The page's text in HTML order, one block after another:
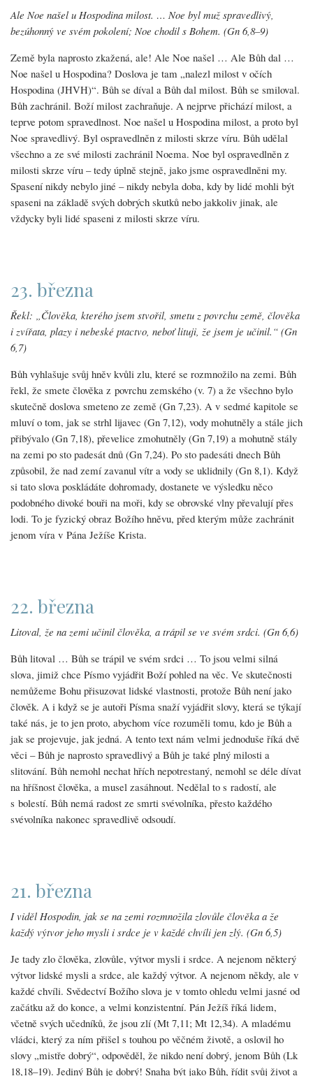
Ale Noe našel u Hospodina milost. … Noe byl muž spravedlivý,
bezúhonný ve svém pokolení; Noe chodil s Bohem. (Gn 6,8–9)
Země byla naprosto zkažená, ale! Ale Noe našel … Ale Bůh dal …
Noe našel u Hospodina? Doslova je tam „nalezl milost v očích
Hospodina (JHVH)“. Bůh se díval a Bůh dal milost. Bůh se smiloval.
Bůh zachránil. Boží milost zachraňuje. A nejprve přichází milost, a
teprve potom spravedlnost. Noe našel u Hospodina milost, a proto byl
Noe spravedlivý. Byl ospravedlněn z milosti skrze víru. Bůh udělal
všechno a ze své milosti zachránil Noema. Noe byl ospravedlněn z
milosti skrze víru – tedy úplně stejně, jako jsme ospravedlněni my.
Spasení nikdy nebylo jiné – nikdy nebyla doba, kdy by lidé mohli být
spaseni na základě svých dobrých skutků nebo jakkoliv jinak, ale
vždycky byli lidé spaseni z milosti skrze víru.
23. března
Řekl: „Člověka, kterého jsem stvořil, smetu z povrchu země, člověka
i zvířata, plazy i nebeské ptactvo, neboť lituji, že jsem je učinil.“ (Gn
6,7)
Bůh vyhlašuje svůj hněv kvůli zlu, které se rozmnožilo na zemi. Bůh
řekl, že smete člověka z povrchu zemského (v. 7) a že všechno bylo
skutečně doslova smeteno ze země (Gn 7,23). A v sedmé kapitole se
mluví o tom, jak se strhl lijavec (Gn 7,12), vody mohutněly a stále jich
přibývalo (Gn 7,18), převelice zmohutněly (Gn 7,19) a mohutně stály
na zemi po sto padesát dnů (Gn 7,24). Po sto padesáti dnech Bůh
způsobil, že nad zemí zavanul vítr a vody se uklidnily (Gn 8,1). Když
si tato slova poskládáte dohromady, dostanete ve výsledku něco
podobného divoké bouři na moři, kdy se obrovské vlny převalují přes
lodi. To je fyzický obraz Božího hněvu, před kterým může zachránit
jenom víra v Pána Ježíše Krista.
22. března
Litoval, že na zemi učinil člověka, a trápil se ve svém srdci. (Gn 6,6)
Bůh litoval … Bůh se trápil ve svém srdci … To jsou velmi silná
slova, jimiž chce Písmo vyjádřit Boží pohled na věc. Ve skutečnosti
nemůžeme Bohu přisuzovat lidské vlastnosti, protože Bůh není jako
člověk. A i když se je autoři Písma snaží vyjádřit slovy, která se týkají
také nás, je to jen proto, abychom více rozuměli tomu, kdo je Bůh a
jak se projevuje, jak jedná. A tento text nám velmi jednoduše říká dvě
věci – Bůh je naprosto spravedlivý a Bůh je také plný milosti a
slitování. Bůh nemohl nechat hřích nepotrestaný, nemohl se déle dívat
na hříšnost člověka, a musel zasáhnout. Nedělal to s radostí, ale
s bolestí. Bůh nemá radost ze smrti svévolníka, přesto každého
svévolníka nakonec spravedlivě odsoudí.
21. března
I viděl Hospodin, jak se na zemi rozmnožila zlovůle člověka a že
každý výtvor jeho mysli i srdce je v každé chvíli jen zlý. (Gn 6,5)
Je tady zlo člověka, zlovůle, výtvor mysli i srdce. A nejenom některý
výtvor lidské mysli a srdce, ale každý výtvor. A nejenom někdy, ale v
každé chvíli. Svědectví Božího slova je v tomto ohledu velmi jasné od
začátku až do konce, a velmi konzistentní. Pán Ježíš říká lidem,
včetně svých učedníků, že jsou zlí (Mt 7,11; Mt 12,34). A mladému
vládci, který za ním přišel s touhou po věčném životě, a oslovil ho
slovy „mistře dobrý“, odpověděl, že nikdo není dobrý, jenom Bůh (Lk
18,18–19). Jediný Bůh je dobrý! Snaha být jako Bůh, řídit svůj život a